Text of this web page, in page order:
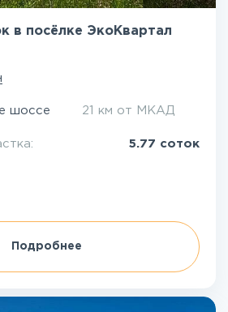
в посёлке ЭкоКвартал
шоссе 21 км от МКАД
5.77 соток
Подробнее